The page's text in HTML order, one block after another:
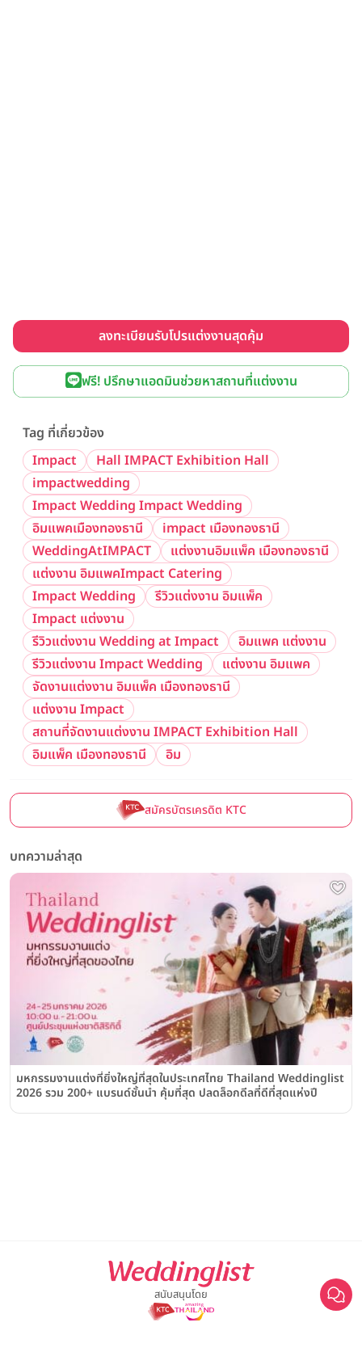
ลงทะเบียนรับโปรแต่งงานสุดคุ้ม
ฟรี! ปรึกษาแอดมินช่วยหาสถานที่แต่งงาน
Tag ที่เกี่ยวข้อง
Impact
Hall IMPACT Exhibition Hall
impactwedding
Impact Wedding Impact Wedding
อิมแพคเมืองทองธานี
impact เมืองทองธานี
WeddingAtIMPACT
แต่งงานอิมแพ็ค เมืองทองธานี
แต่งงาน อิมแพคImpact Catering
Impact Wedding
รีวิวแต่งงาน อิมแพ็ค
Impact แต่งงาน
รีวิวแต่งงาน Wedding at Impact
อิมแพค แต่งงาน
รีวิวแต่งงาน Impact Wedding
แต่งงาน อิมแพค
จัดงานแต่งงาน อิมแพ็ค เมืองทองธานี
แต่งงาน Impact
สถานที่จัดงานแต่งงาน IMPACT Exhibition Hall
อิมแพ็ค เมืองทองธานี
อิม
สมัครบัตรเครดิต KTC
บทความล่าสุด
มหกรรมงานแต่งที่ยิ่งใหญ่ที่สุดในประเทศไทย Thailand Weddinglist
2026 รวม 200+ แบรนด์ชั้นนำ คุ้มที่สุด ปลดล็อกดีลที่ดีที่สุดแห่งปี
สนับสนุนโดย